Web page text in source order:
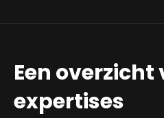
Een overzicht
expertises